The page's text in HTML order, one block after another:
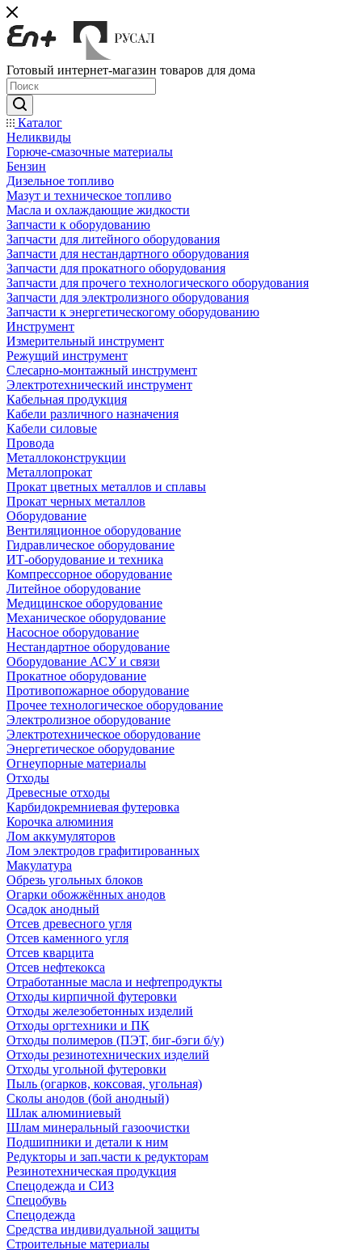
Готовый интернет-магазин товаров для дома
Каталог
Неликвиды
Горюче-смазочные материалы
Бензин
Дизельное топливо
Мазут и техническое топливо
Масла и охлаждающие жидкости
Запчасти к оборудованию
Запчасти для литейного оборудования
Запчасти для нестандартного оборудования
Запчасти для прокатного оборудования
Запчасти для прочего технологического оборудования
Запчасти для электролизного оборудования
Запчасти к энергетическогому оборудованию
Инструмент
Измерительный инструмент
Режущий инструмент
Слесарно-монтажный инструмент
Электротехнический инструмент
Кабельная продукция
Кабели различного назначения
Кабели силовые
Провода
Металлоконструкции
Металлопрокат
Прокат цветных металлов и сплавы
Прокат черных металлов
Оборудование
Вентиляционное оборудование
Гидравлическое оборудование
ИТ-оборудование и техника
Компрессорное оборудование
Литейное оборудование
Медицинское оборудование
Механическое оборудование
Насосное оборудование
Нестандартное оборудование
Оборудование АСУ и связи
Прокатное оборудование
Противопожарное оборудование
Прочее технологическое оборудование
Электролизное оборудование
Электротехническое оборудование
Энергетическое оборудование
Огнеупорные материалы
Отходы
Древесные отходы
Карбидокремниевая футеровка
Корочка алюминия
Лом аккумуляторов
Лом электродов графитированных
Макулатура
Обрезь угольных блоков
Огарки обожжённых анодов
Осадок анодный
Отсев древесного угля
Отсев каменного угля
Отсев кварцита
Отсев нефтекокса
Отработанные масла и нефтепродукты
Отходы кирпичной футеровки
Отходы железобетонных изделий
Отходы оргтехники и ПК
Отходы полимеров (ПЭТ, биг-бэги б/у)
Отходы резинотехнических изделий
Отходы угольной футеровки
Пыль (огарков, коксовая, угольная)
Сколы анодов (бой анодный)
Шлак алюминиевый
Шлам минеральный газоочистки
Подшипники и детали к ним
Редукторы и зап.части к редукторам
Резинотехническая продукция
Спецодежда и СИЗ
Спецобувь
Спецодежда
Средства индивидуальной защиты
Строительные материалы